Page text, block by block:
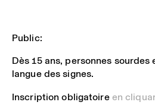
Public:
Dès 15 ans, personnes sourdes
langue des signes.
Inscription obligatoire en